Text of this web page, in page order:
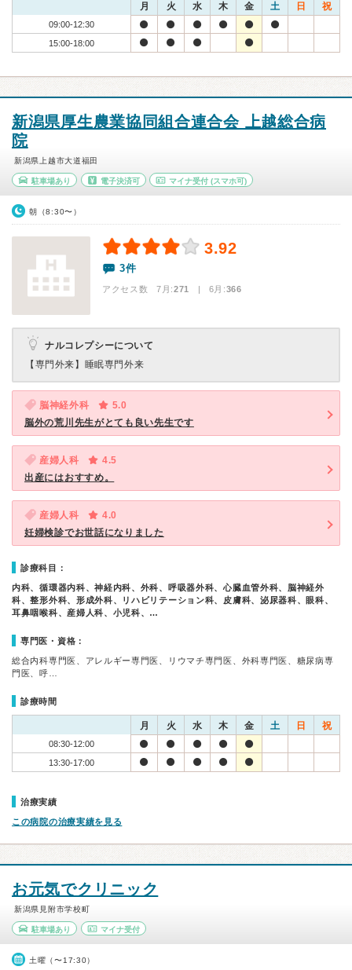
月 火 水 木 金 土 日 祝
09:00-12:30
15:00-18:00
新潟県厚生農業協同組合連合会 上越総合病
院
新潟県上越市大道福田
駐車場あり 電子決済可 マイナ受付 (スマホ可)
朝（8:30〜）
3.92
3件
アクセス数 7月:271 | 6月:366
ナルコレプシーについて
【専門外来】 睡眠専門外来
脳神経外科
5.0
脳外の荒川先生がとても良い先生です
産婦人科
4.5
出産にはおすすめ。
産婦人科
4.0
妊婦検診でお世話になりました
診療科目：
内科、循環器内科、神経内科、外科、呼吸器外科、心臓血管外科、脳神経外
科、整形外科、形成外科、リハビリテーション科、皮膚科、泌尿器科、眼科、
耳鼻咽喉科、産婦人科、小児科、…
専門医・資格：
総合内科専門医、アレルギー専門医、リウマチ専門医、外科専門医、糖尿病専
門医、呼…
診療時間
月 火 水 木 金 土 日 祝
08:30-12:00
13:30-17:00
治療実績
この病院の治療実績を見る
お元気でクリニック
新潟県見附市学校町
駐車場あり マイナ受付
土曜（〜17:30）